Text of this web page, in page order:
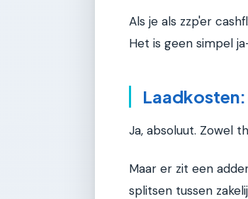
Als je als zzp'er
Het is geen simpel
Ja, absoluut. Zowel
Maar er zit een
splitsen tussen